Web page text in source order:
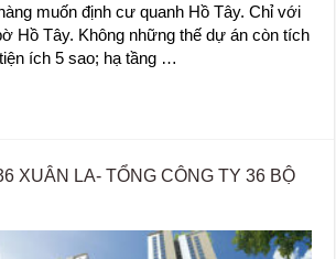
muốn định cư quanh Hồ Tây. Chỉ với
Hồ Tây. Không những thế dự án còn tích
ích 5 sao; hạ tầng …
XUÂN LA- TỔNG CÔNG TY 36 BỘ